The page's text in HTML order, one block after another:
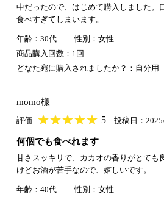
中だったので、はじめて購入しました。
食べすぎてしまいます。
年齢：30代
性別：女性
商品購入回数：1回
どなた宛に購入されましたか？：自分用
momo様
評価 ★★★★★
★★★★★ 5 投稿日：
何個でも食べれます
甘さスッキリで、カカオの香りがとても
けどお酒が苦手なので、嬉しいです。
年齢：40代
性別：女性